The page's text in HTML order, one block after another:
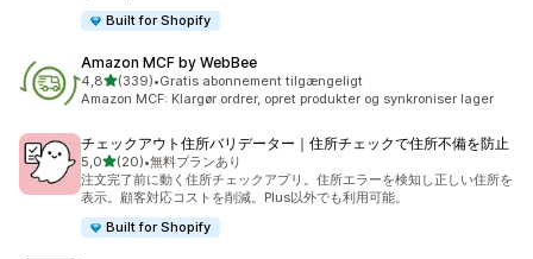
Built for Shopify
Amazon MCF by WebBee
4,8ud af 5 stjerner
(339)
339 anmeldelser i alt
•Gratis abonnement tilgængeligt
Amazon MCF: Klargør ordrer, opret produkter og synkroniser lager
チェックアウト住所バリデーター｜住所チェックで住所不備を防止
5,0ud af 5 stjerner
(20)
20 anmeldelser i alt
•無料プランあり
注文完了前に動く住所チェックアプリ。住所エラーを検知し正しい住所を
表示。顧客対応コストを削減。Plus以外でも利用可能。
Built for Shopify